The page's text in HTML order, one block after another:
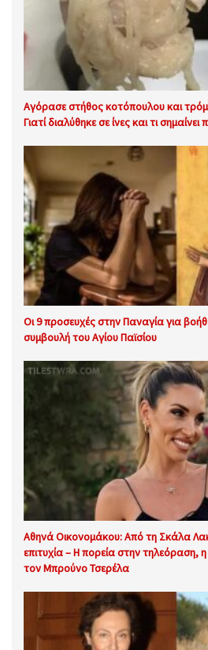
Αγόρασε στήθος κοτόπουλου και
Γιατί διαλύθηκε σε ίνες και τι
Οι 9 προσευχές στην Παναγία για
συμβουλή του Αγίου Παϊσίου
Αθηνά Οικονομάκου: Από τη Σκάλα
επιτυχία – Η πορεία στην τηλεόραση,
τον Μπρούνο Τσερέλα